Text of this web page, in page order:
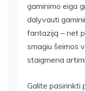
gaminimo eiga
dalyvauti
fantaziją – net
smagiu šeimos
staigmena
Galite pasirinkti